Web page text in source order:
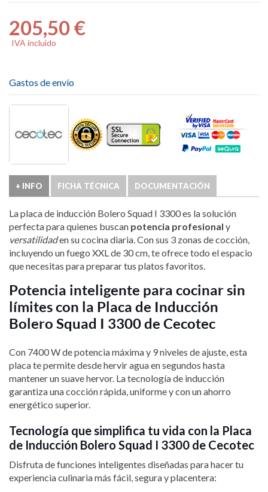
205,50 €
IVA incluido
Gastos de envío
+ INFO FICHA TÉCNICA DOCUMENTACIÓN
La placa de inducción Bolero Squad I 3300 es la solución
perfecta para quienes buscan potencia profesional y
versatilidaden su cocina diaria. Con sus 3 zonas de cocción,
incluyendo un fuego XXL de 30 cm, te ofrece todo el espacio
que necesitas para preparar tus platos favoritos.
Potencia inteligente para cocinar sin
límites con la Placa de Inducción
Bolero Squad I 3300 de Cecotec
Con 7400 W de potencia máxima y 9 niveles de ajuste, esta
placa te permite desde hervir agua en segundos hasta
mantener un suave hervor. La tecnología de inducción
garantiza una cocción rápida, uniforme y con un ahorro
energético superior.
Tecnología que simplifica tu vida con la Placa
de Inducción Bolero Squad I 3300 de Cecotec
Disfruta de funciones inteligentes diseñadas para hacer tu
experiencia culinaria más fácil, segura y placentera: